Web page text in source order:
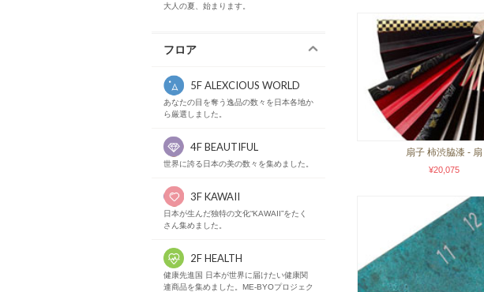
大人の夏、始まります。
フロア
5F ALEXCIOUS WORLD
あなたの目を奪う逸品の数々を日本各地か
ら厳選しました。
4F BEAUTIFUL
世界に誇る日本の美の数々を集めました。
3F KAWAII
日本が生んだ独特の文化“KAWAII”をたく
さん集めました。
2F HEALTH
健康先進国 日本が世界に届けたい健康関
連商品を集めました。ME-BYOプロジェク
扇子 柿渋脇漆 - 扇
¥20,075